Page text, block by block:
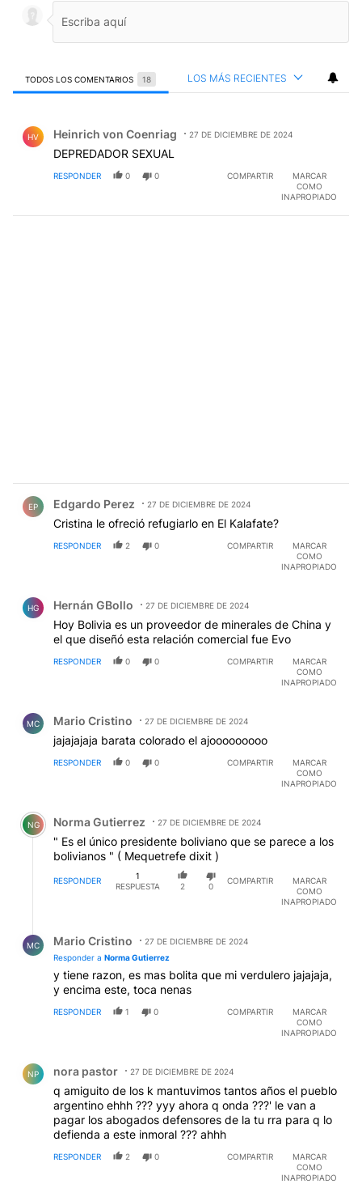
TODOS LOS COMENTARIOS 18 LOS MÁS RECIENTES
HV Heinrich von Coenriag 27 DE DICIEMBRE DE 2024
DEPREDADOR SEXUAL
RESPONDER 0 0 COMPARTIR
MARCAR
COMO
INAPROPIADO
EP Edgardo Perez 27 DE DICIEMBRE DE 2024
Cristina le ofreció refugiarlo en El Kalafate?
RESPONDER 2 0 COMPARTIR
MARCAR
COMO
INAPROPIADO
HG Hernán GBollo 27 DE DICIEMBRE DE 2024
Hoy Bolivia es un proveedor de minerales de China y
el que diseñó esta relación comercial fue Evo
RESPONDER 0 0 COMPARTIR
MARCAR
COMO
INAPROPIADO
MC Mario Cristino 27 DE DICIEMBRE DE 2024
jajajajaja barata colorado el ajooooooooo
RESPONDER 0 0 COMPARTIR
MARCAR
COMO
INAPROPIADO
Comentario de Norma Gutierrez.
NG Norma Gutierrez 27 DE DICIEMBRE DE 2024
" Es el único presidente boliviano que se parece a los
bolivianos " ( Mequetrefe dixit )
RESPONDER
1
RESPUESTA
2 0
COMPARTIR
MARCAR
COMO
INAPROPIADO
MC Mario Cristino
27 DE DICIEMBRE DE 2024
Responder a Norma Gutierrez
y tiene razon, es mas bolita que mi verdulero jajajaja,
y encima este, toca nenas
RESPONDER 1 0 COMPARTIR
MARCAR
COMO
INAPROPIADO
NP nora pastor 27 DE DICIEMBRE DE 2024
q amiguito de los k mantuvimos tantos años el pueblo
argentino ehhh ??? yyy ahora q onda ???' le van a
pagar los abogados defensores de la tu rra para q lo
defienda a este inmoral ??? ahhh
RESPONDER 2 0 COMPARTIR
MARCAR
COMO
INAPROPIADO